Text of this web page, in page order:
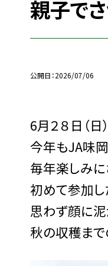
親子で
公開日 2026/07/06
6月２８日（
今年もJA味
毎年楽しみに
初めて参加し
思わず顔に泥
秋の収穫まで